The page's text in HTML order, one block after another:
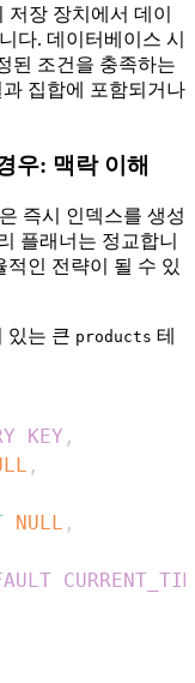
장 장치에서 데이
다. 데이터베이스 시
된 조건을 충족하는
집합에 포함되거나
우: 맥락 이해
즉시 인덱스를 생성
플래너는 정교합니
인 전략이 될 수 있
있는 큰 products 테
KEY ,
,
NULL ,